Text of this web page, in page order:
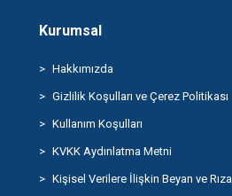
Kurumsal
Hakkımızda
Gizlilik Koşulları ve Çerez Politikası
Kullanım Koşulları
KVKK Aydınlatma Metni
Kişisel Verilere İlişkin Beyan ve Rıza